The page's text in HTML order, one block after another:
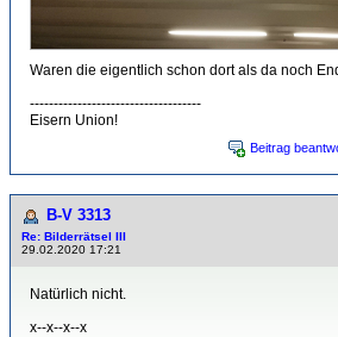
Waren die eigentlich schon dort als da noch
------------------------------------
Eisern Union!
Beitrag
B-V 3313
Re: Bilderrätsel III
29.02.2020 17:21
Natürlich nicht.
x--x--x--x